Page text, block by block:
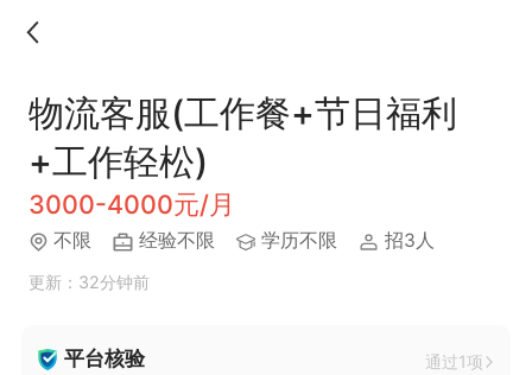
物流客服(工作餐+节日福利
+工作轻松)
3000-4000元/月
不限 经验不限 学历不限 招3人
更新：32分钟前
平台核验 通过1项